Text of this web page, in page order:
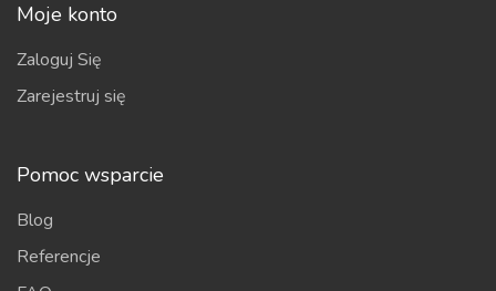
Moje konto
Zaloguj Się
Zarejestruj się
Pomoc wsparcie
Blog
Referencje